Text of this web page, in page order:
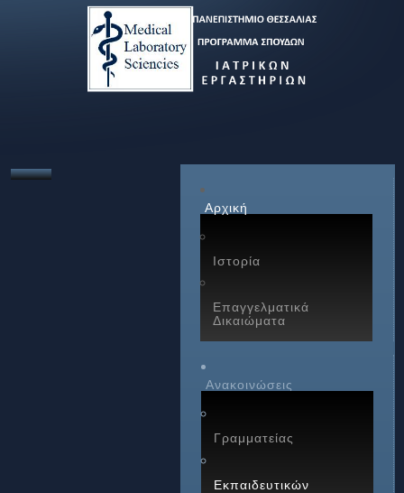
Αρχική
Ιστορία
Επαγγελματικά
Δικαιώματα
Ανακοινώσεις
Γραμματείας
Εκπαιδευτικών